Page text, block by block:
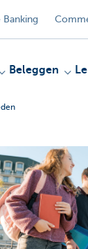
Banking
Beleggen